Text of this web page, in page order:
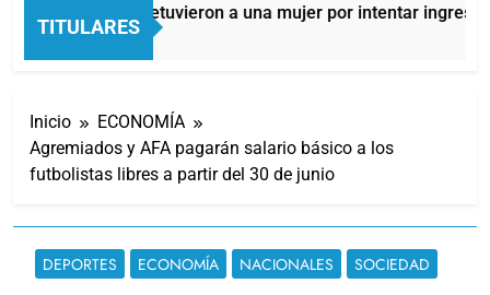
TITULARES
Quilmes: detuvieron a una mujer por intentar
8 Horas Atrás
Inicio
ECONOMÍA
Agremiados y AFA pagarán salario básico a los
futbolistas libres a partir del 30 de junio
DEPORTES ECONOMÍA NACIONALES SOCIEDAD